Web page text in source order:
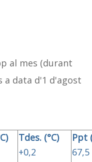
al mes (durant
a data d'1 d'agost
Tdes. (°C) Ppt
+0,2
67,5